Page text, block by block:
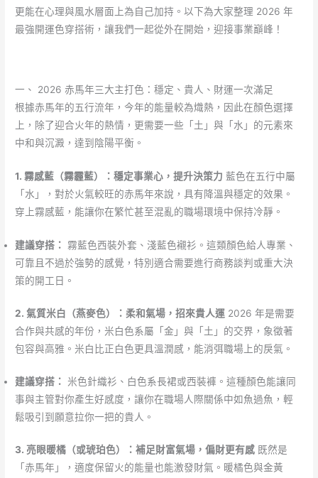
更能在心理與風水層面上為自己加持。以下為大家整理 2026 年
最強開運色穿搭術，讓我們一起從外在開始，迎接事業巔峰！
一、 2026 赤馬年三大主打色：穩定、貴人、財運一次滿足
根據赤馬年的五行流年，今年的能量較為熾熱，因此在顏色選擇
上，除了迎合火年的熱情，更需要一些「土」與「水」的元素來
中和與沉澱，達到陰陽平衡。
1. 霧感藍（霧霾藍）：穩定事業心，提升決策力 藍色在五行中屬
「水」，對於火氣較旺的赤馬年來說，具有降溫與穩定的效果。
穿上霧感藍，能讓你在繁忙甚至混亂的職場環境中保持冷靜。
建議穿搭：
霧藍色西裝外套、淺藍色襯衫。這類顏色給人專業、
可靠且不過於強勢的感覺，特別適合需要進行商務談判或重大決
策的開工日。
2. 氣質米白（燕麥色）：柔和氣場，招來貴人運 2026 年是需要
合作與共感的年份，米白色系屬「金」與「土」的交界，象徵著
包容與高雅。米白比正白色更具溫潤感，能消弭職場上的戾氣。
建議穿搭： 米色針織衫、白色系長裙或西裝褲。這種顏色能讓同
事與主管對你產生好感度，讓你在職場人際關係中如魚過魚，輕
鬆吸引到願意拉你一把的貴人。
3. 亮眼暖橘（或琥珀色）：補足財富氣場，偏財更有感 既然是
「赤馬年」，適度保留火的能量也能激發財氣。暖橘色與金黃